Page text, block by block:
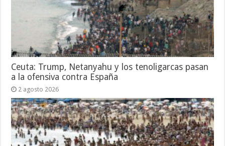
Ceuta: Trump, Netanyahu y los tenoligarcas pasan
a la ofensiva contra España
2 agosto 2026